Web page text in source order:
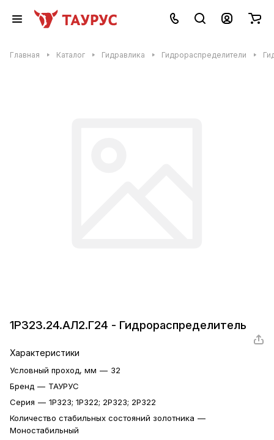
Главная Каталог Гидравлика Гидрораспределители
1Р323.24.АЛ2.Г24 - Гидрораспределитель
Характеристики
Условный проход, мм — 32
Бренд — ТАУРУС
Серия — 1Р323; 1Р322; 2Р323; 2Р322
Количество стабильных состояний золотника —
Моностабильный